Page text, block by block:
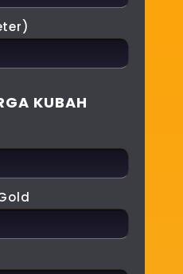
KUBAH